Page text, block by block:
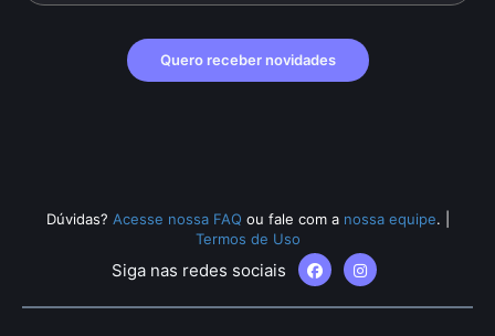
Quero receber novidades
Dúvidas? Acesse nossa FAQ ou fale com a nossa equipe.
Termos de Uso
Siga nas redes sociais